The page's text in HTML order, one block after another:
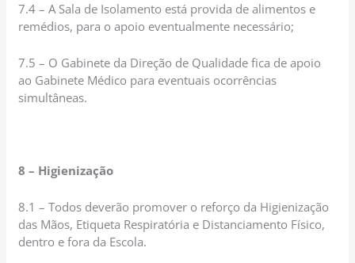
7.4 – A Sala de Isolamento está provida de alimentos e
remédios, para o apoio eventualmente necessário;
7.5 – O Gabinete da Direção de Qualidade fica de apoio
ao Gabinete Médico para eventuais ocorrências
simultâneas.
8 – Higienização
8.1 – Todos deverão promover o reforço da Higienização
das Mãos, Etiqueta Respiratória e Distanciamento Físico,
dentro e fora da Escola.